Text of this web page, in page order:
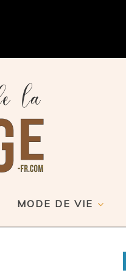
MODE DE VIE